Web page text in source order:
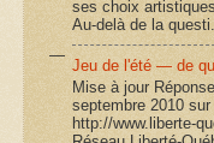
ses choix
Au-delà de la
Jeu de l'été — de
Mise à jour
septembre 2010
http://www.liberte-